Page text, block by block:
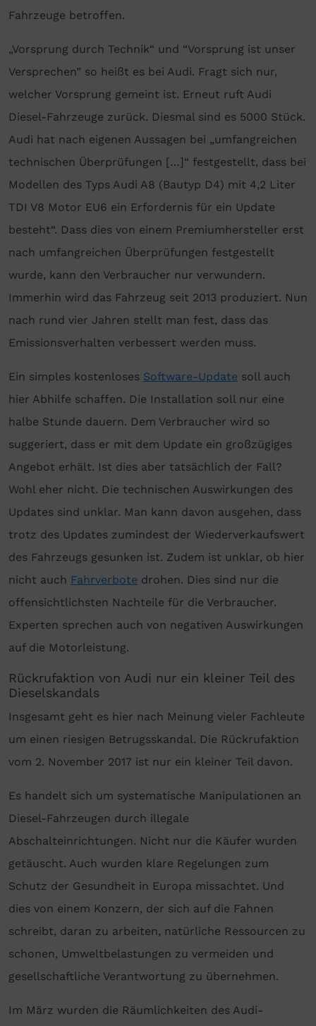
Fahrzeuge betroffen.
„Vorsprung durch Technik“ und “Vorsprung ist unser
Versprechen” so heißt es bei Audi. Fragt sich nur,
welcher Vorsprung gemeint ist. Erneut ruft Audi
Diesel-Fahrzeuge zurück. Diesmal sind es 5000 Stück.
Audi hat nach eigenen Aussagen bei „umfangreichen
technischen Überprüfungen […]“ festgestellt, dass bei
Modellen des Typs Audi A8 (Bautyp D4) mit 4,2 Liter
TDI V8 Motor EU6 ein Erfordernis für ein Update
besteht“. Dass dies von einem Premiumhersteller erst
nach umfangreichen Überprüfungen festgestellt
wurde, kann den Verbraucher nur verwundern.
Immerhin wird das Fahrzeug seit 2013 produziert. Nun
nach rund vier Jahren stellt man fest, dass das
Emissionsverhalten verbessert werden muss.
Ein simples kostenloses Software-Update soll auch
hier Abhilfe schaffen. Die Installation soll nur eine
halbe Stunde dauern. Dem Verbraucher wird so
suggeriert, dass er mit dem Update ein großzügiges
Angebot erhält. Ist dies aber tatsächlich der Fall?
Wohl eher nicht. Die technischen Auswirkungen des
Updates sind unklar. Man kann davon ausgehen, dass
trotz des Updates zumindest der Wiederverkaufswert
des Fahrzeugs gesunken ist. Zudem ist unklar, ob hier
nicht auch Fahrverbote drohen. Dies sind nur die
offensichtlichsten Nachteile für die Verbraucher.
Experten sprechen auch von negativen Auswirkungen
auf die Motorleistung.
Rückrufaktion von Audi nur ein kleiner Teil des
Dieselskandals
Insgesamt geht es hier nach Meinung vieler Fachleute
um einen riesigen Betrugsskandal. Die Rückrufaktion
vom 2. November 2017 ist nur ein kleiner Teil davon.
Es handelt sich um systematische Manipulationen an
Diesel-Fahrzeugen durch illegale
Abschalteinrichtungen. Nicht nur die Käufer wurden
getäuscht. Auch wurden klare Regelungen zum
Schutz der Gesundheit in Europa missachtet. Und
dies von einem Konzern, der sich auf die Fahnen
schreibt, daran zu arbeiten, natürliche Ressourcen zu
schonen, Umweltbelastungen zu vermeiden und
gesellschaftliche Verantwortung zu übernehmen.
Im März wurden die Räumlichkeiten des Audi-